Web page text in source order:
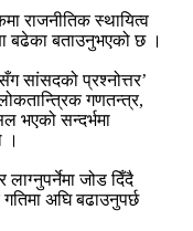
राजनीतिक स्थायित्व
बढेका बताउनुभएको छ ।
सांसदको प्रश्नोत्तर’
गणतन्त्र,
भएको सन्दर्भमा
।
जोड दिँदै
अघि बढाउनुपर्छ